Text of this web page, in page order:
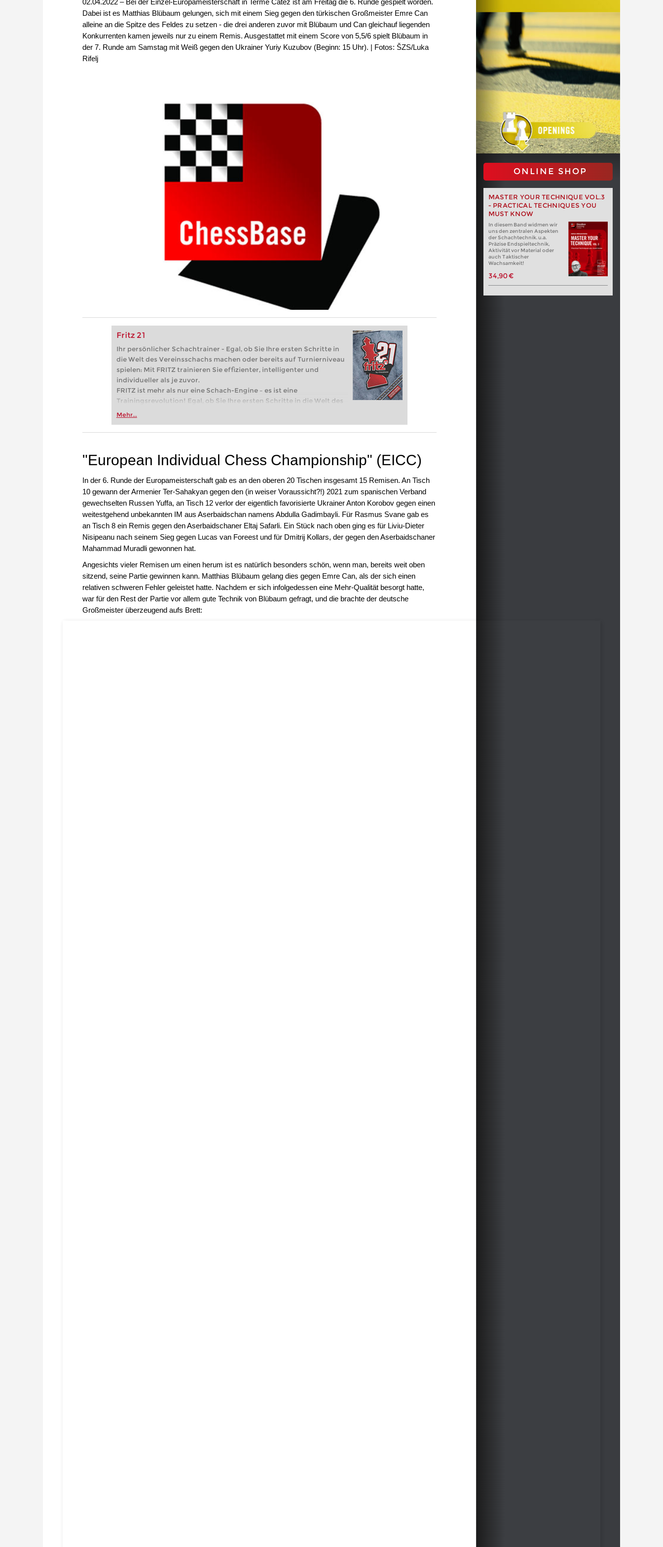
Dabei ist es Matthias Blübaum gelungen, sich mit einem Sieg gegen den türkischen Großmeister Emre Can
alleine an die Spitze des Feldes zu setzen - die drei anderen zuvor mit Blübaum und Can gleichauf liegenden
Konkurrenten kamen jeweils nur zu einem Remis. Ausgestattet mit einem Score von 5,5/6 spielt Blübaum in
der 7. Runde am Samstag mit Weiß gegen den Ukrainer Yuriy Kuzubov (Beginn: 15 Uhr). | Fotos: ŠZS/Luka
Rifelj
Fritz 21
Ihr persönlicher Schachtrainer - Egal, ob Sie Ihre ersten Schritte in
die Welt des Vereinsschachs machen oder bereits auf Turnierniveau
spielen: Mit FRITZ trainieren Sie effizienter, intelligenter und
individueller als je zuvor.
FRITZ ist mehr als nur eine Schach-Engine – es ist eine
Trainingsrevolution! Egal, ob Sie Ihre ersten Schritte in die Welt des
Vereinsschachs machen oder bereits auf Turnierniveau spielen: Mit
zuvor.
Mehr...
ONLINE SHOP
MASTER YOUR TECHNIQUE VOL.3
- PRACTICAL TECHNIQUES YOU
MUST KNOW
In diesem Band widmen wir
uns den zentralen Aspekten
der Schachtechnik. u.a.
Präzise Endspieltechnik,
Aktivität vor Material oder
auch Taktischer
Wachsamkeit!
34,90 €
"European Individual Chess Championship" (EICC)
In der 6. Runde der Europameisterschaft gab es an den oberen 20 Tischen insgesamt 15 Remisen. An Tisch
10 gewann der Armenier Ter-Sahakyan gegen den (in weiser Voraussicht?!) 2021 zum spanischen Verband
gewechselten Russen Yuffa, an Tisch 12 verlor der eigentlich favorisierte Ukrainer Anton Korobov gegen einen
weitestgehend unbekannten IM aus Aserbaidschan namens Abdulla Gadimbayli. Für Rasmus Svane gab es
an Tisch 8 ein Remis gegen den Aserbaidschaner Eltaj Safarli. Ein Stück nach oben ging es für Liviu-Dieter
Nisipeanu nach seinem Sieg gegen Lucas van Foreest und für Dmitrij Kollars, der gegen den Aserbaidschaner
Mahammad Muradli gewonnen hat.
Angesichts vieler Remisen um einen herum ist es natürlich besonders schön, wenn man, bereits weit oben
sitzend, seine Partie gewinnen kann. Matthias Blübaum gelang dies gegen Emre Can, als der sich einen
relativen schweren Fehler geleistet hatte. Nachdem er sich infolgedessen eine Mehr-Qualität besorgt hatte,
war für den Rest der Partie vor allem gute Technik von Blübaum gefragt, und die brachte der deutsche
Großmeister überzeugend aufs Brett: